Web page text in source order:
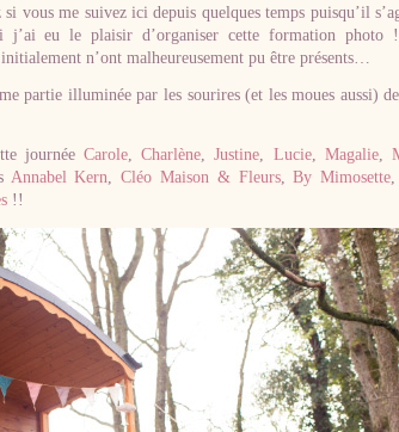
me suivez ici depuis quelques temps puisqu’il
j’ai eu le plaisir d’organiser cette formation photo
n’ont malheureusement pu être présents…
partie illuminée par les sourires (et les moues aussi)
journée Carole,Charlène,Justine, Lucie, Magalie,
Annabel Kern,Cléo Maison & Fleurs,By Mimosette
!!